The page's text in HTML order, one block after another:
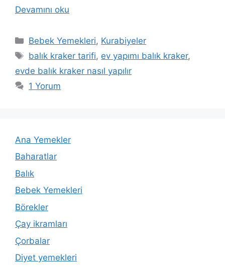
Devamını oku
Kategoriler
Bebek Yemekleri, Kurabiyeler
Etiketler
balık kraker tarifi, ev yapımı balık kraker,
evde balık kraker nasıl yapılır
1 Yorum
Ana Yemekler
Baharatlar
Balık
Bebek Yemekleri
Börekler
Çay ikramları
Çorbalar
Diyet yemekleri